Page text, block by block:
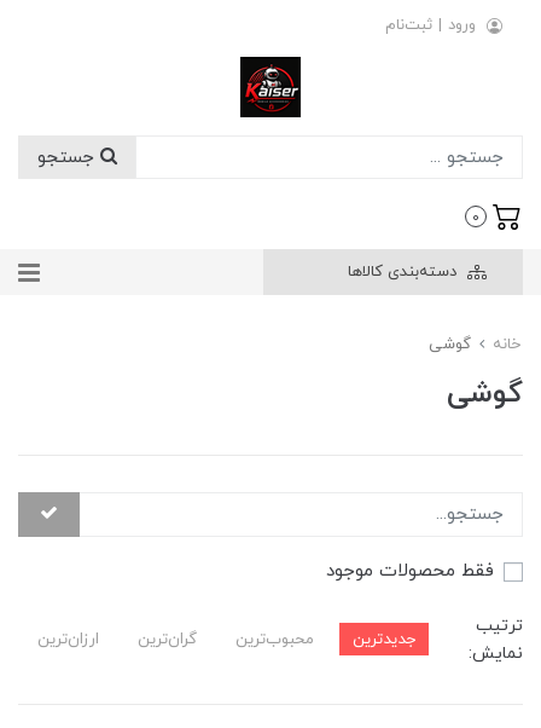
ورود | ثبت‌نام
0
دسته‌بندی کالاها
خانه گوشی
گوشی
فقط محصولات موجود
ترتیب
نمایش:
جدیدترین محبوب‌ترین گران‌ترین ارزان‌ترین